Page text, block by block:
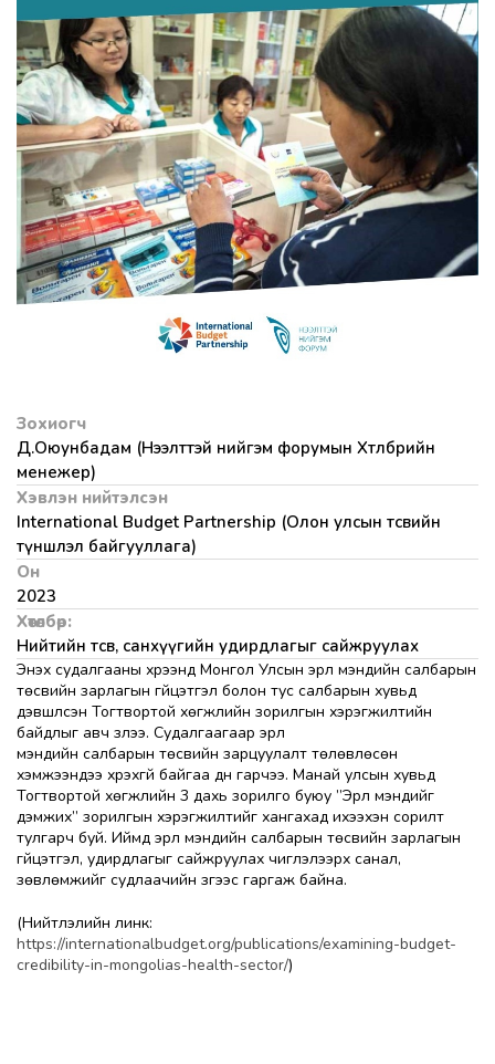
Зохиогч
Д.Оюунбадам (Нээлттэй нийгэм форумын Хөтөлбөрийн
менежер)
Хэвлэн нийтэлсэн
International Budget Partnership (Олон улсын төсвийн
түншлэл байгууллага)
Он
2023
Хөтөлбөр:
Нийтийн төсөв, санхүүгийн удирдлагыг сайжруулах
Энэхүү судалгааны хүрээнд Монгол Улсын эрүүл мэндийн салбарын
төсвийн зарлагын гүйцэтгэл болон тус салбарын хувьд
дэвшүүлсэн Тогтвортой хөгжлийн зорилгын хэрэгжилтийн
байдлыг авч үзлээ. Судалгаагаар эрүүл
мэндийн салбарын төсвийн зарцуулалт төлөвлөсөн
хэмжээндээ хүрэхгүй байгаа дүн гарчээ. Манай улсын хувьд
Тогтвортой хөгжлийн 3 дахь зорилго буюу ”Эрүүл мэндийг
дэмжих” зорилгын хэрэгжилтийг хангахад ихээхэн сорилт
тулгарч буй. Иймд эрүүл мэндийн салбарын төсвийн зарлагын
гүйцэтгэл, удирдлагыг сайжруулах чиглэлээрх санал,
зөвлөмжийг судлаачийн зүгээс гаргаж байна.
(Нийтлэлийн линк:
https://internationalbudget.org/publications/examining-budget-
credibility-in-mongolias-health-sector/)